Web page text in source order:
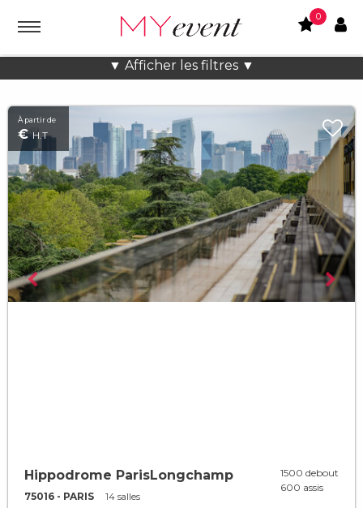
0
▼ Afficher les filtres ▼
Pop up stores à Paris
À partir de
€H.T
Hippodrome ParisLongchamp
75016 - PARIS 14 salles
1500 debout
600 assis